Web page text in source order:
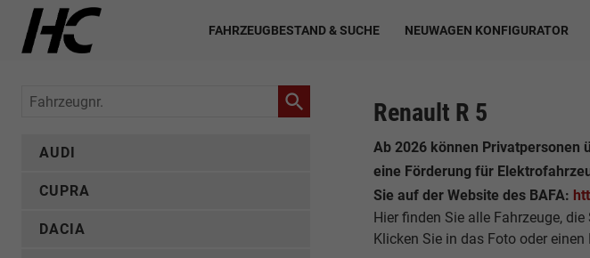
FAHRZEUGBESTAND & SUCHE NEUWAGEN KONFIGURATOR
Renault R 5
Ab 2026 können Privatpersonen
eine Förderung für
Sie auf der Website des BAFA:
Hier finden Sie alle Fahrzeuge,
Klicken Sie in das Foto oder
Fahrzeugnr.
AUDI
CUPRA
DACIA